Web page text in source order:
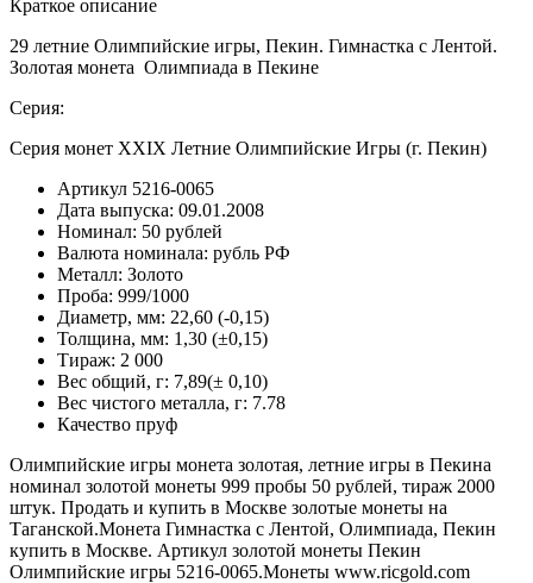
Краткое описание
29 летние Олимпийские игры, Пекин. Гимнастка с Лентой.
Золотая монета Олимпиада в Пекине
Серия:
Серия монет XXIX Летние Олимпийские Игры (г. Пекин)
Артикул 5216-0065
Дата выпуска: 09.01.2008
Номинал: 50 рублей
Валюта номинала: рубль РФ
Металл: Золото
Проба: 999/1000
Диаметр, мм: 22,60 (-0,15)
Толщина, мм: 1,30 (±0,15)
Тираж: 2 000
Вес общий, г: 7,89(± 0,10)
Вес чистого металла, г: 7.78
Качество пруф
Олимпийские игры монета золотая, летние игры в Пекина
номинал золотой монеты 999 пробы 50 рублей, тираж 2000
штук. Продать и купить в Москве золотые монеты на
Таганской.Монета Гимнастка с Лентой, Олимпиада, Пекин
купить в Москве. Артикул золотой монеты Пекин
Олимпийские игры 5216-0065.Монеты www.ricgold.com